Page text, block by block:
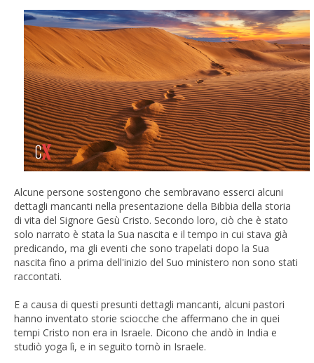
Alcune persone sostengono che sembravano esserci alcuni
dettagli mancanti nella presentazione della Bibbia della storia
di vita del Signore Gesù Cristo. Secondo loro, ciò che è stato
solo narrato è stata la Sua nascita e il tempo in cui stava già
predicando, ma gli eventi che sono trapelati dopo la Sua
nascita fino a prima dell'inizio del Suo ministero non sono stati
raccontati.
E a causa di questi presunti dettagli mancanti, alcuni pastori
hanno inventato storie sciocche che affermano che in quei
tempi Cristo non era in Israele. Dicono che andò in India e
studiò yoga lì, e in seguito tornò in Israele.